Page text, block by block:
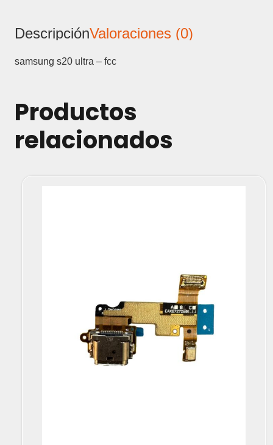
CARGA
DescripciónValoraciones (0)
samsung s20 ultra – fcc
Productos
relacionados